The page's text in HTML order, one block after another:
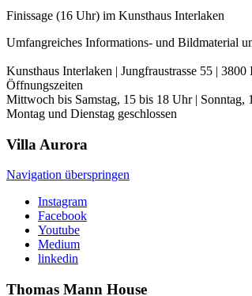
Finissage (16 Uhr) im Kunsthaus Interlaken
Umfangreiches Informations- und Bildmaterial
Kunsthaus Interlaken | Jungfraustrasse 55 |
Öffnungszeiten
Mittwoch bis Samstag, 15 bis 18 Uhr | Sonntag,
Montag und Dienstag geschlossen
Villa Aurora
Navigation überspringen
Instagram
Facebook
Youtube
Medium
linkedin
Thomas Mann House